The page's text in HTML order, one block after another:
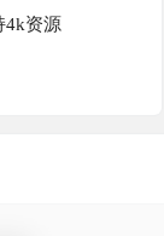
4k资源